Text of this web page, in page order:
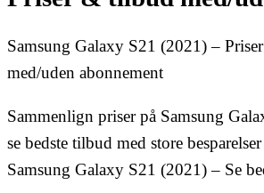
Samsung Galaxy S21 (2021) –
med/uden abonnement
Sammenlign priser på Samsung
se bedste tilbud med store
Samsung Galaxy S21 (2021) – Se